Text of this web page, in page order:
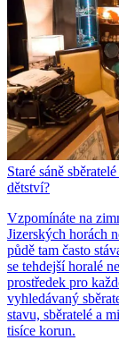
Staré sáně
dětství?
Vzpomínáte na
Jizerských horách
půdě tam často
se tehdejší horalé
prostředek pro
vyhledávaný
stavu, sběratelé a
tisíce korun.